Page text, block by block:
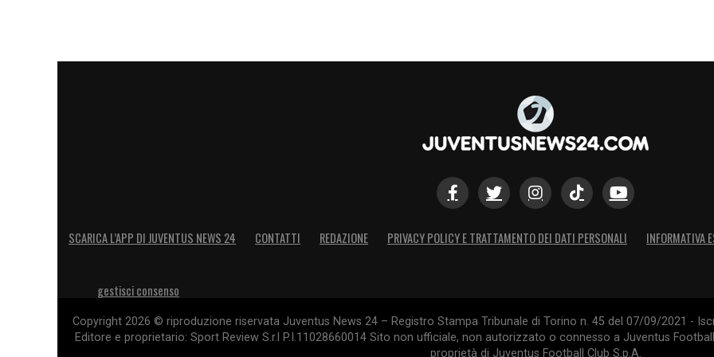
SCARICA L’APP DI JUVENTUS NEWS 24 CONTATTI REDAZIONE PRIVACY POLICY E TRATTAMENTO DEI DATI PERSONALI INFORMATIVA
gestisci consenso
Copyright 2026 © riproduzione riservata Juventus News 24 – Registro Stampa Tribunale di Torino n. 45 del 07/09/2021 -
Editore e proprietario: Sport Review S.r.l P.I.11028660014 Sito non ufficiale, non autorizzato o connesso a Juventus
proprietà di Juventus Football Club S.p.A.